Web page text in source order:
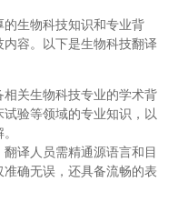
生物科技知识和专业背
容。以下是生物科技翻译
相关生物科技专业的学术背
验等领域的专业知识，以
译人员需精通源语言和目
确无误，还具备流畅的表